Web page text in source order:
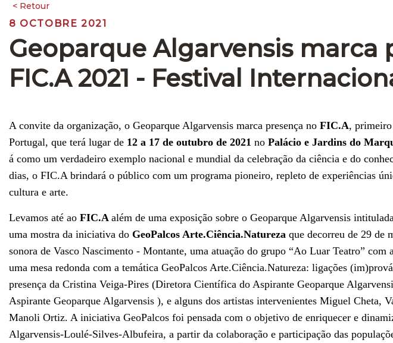
8 OCTOBRE 2021
Geoparque Algarvensis marca
FIC.A 2021 - Festival
A convite da organização, o Geoparque Algarvensis marca presença no FIC.A, primeiro
Portugal, que terá lugar de 12 a 17 de outubro de 2021 no Palácio e Jardins do
á como um verdadeiro exemplo nacional e mundial da celebração da ciência e do
dias, o FIC.A brindará o público com um programa pioneiro, repleto de experiências
cultura e arte.
Levamos até ao FIC.A além de uma exposição sobre o Geoparque Algarvensis
uma mostra da iniciativa do GeoPalcos Arte.Ciência.Natureza que decorreu de 29 de
sonora de Vasco Nascimento - Montante, uma atuação do grupo “Ao Luar Teatro” com
uma mesa redonda com a temática GeoPalcos Arte.Ciência.Natureza: ligações
presença da Cristina Veiga-Pires (Diretora Científica do Aspirante Geoparque
Aspirante Geoparque Algarvensis ), e alguns dos artistas intervenientes Miguel Cheta,
Manoli Ortiz. A iniciativa GeoPalcos foi pensada com o objetivo de enriquecer e
Algarvensis-Loulé-Silves-Albufeira, a partir da colaboração e participação das